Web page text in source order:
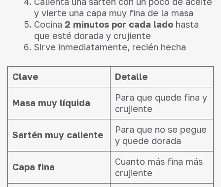
y vierte una capa muy fina de la masa
Cocina 2 minutos por cada lado hasta
que esté dorada y crujiente
Sirve inmediatamente, recién hecha
Clave Detalle
Masa muy líquida
Para que quede fina y
crujiente
Sartén muy caliente
Para que no se pegue
y quede dorada
Capa fina
Cuanto más fina más
crujiente